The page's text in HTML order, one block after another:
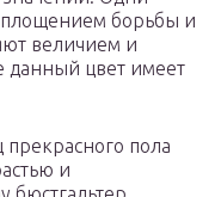
борьбы и
величием и
данный цвет имеет
пола
и